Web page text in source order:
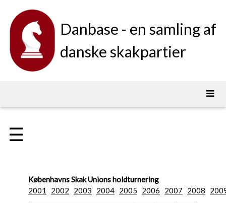
Danbase - en samling af
danske skakpartier
☰
Københavns Skak Unions holdturnering
2001
2002 2003 2004 2005 2006 2007 2008